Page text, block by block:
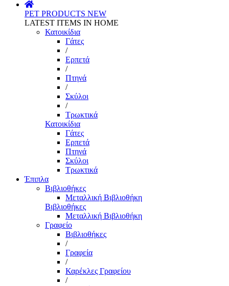
PET PRODUCTS NEW
LATEST ITEMS IN HOME
Κατοικίδια
Γάτες
/
Ερπετά
/
Πτηνά
/
Σκύλοι
/
Τρωκτικά
Κατοικίδια
Γάτες
Ερπετά
Πτηνά
Σκύλοι
Τρωκτικά
Έπιπλα
Βιβλιοθήκες
Μεταλλική Βιβλιοθήκη
Βιβλιοθήκες
Μεταλλική Βιβλιοθήκη
Γραφείο
Βιβλιοθήκες
/
Γραφεία
/
Καρέκλες Γραφείου
/